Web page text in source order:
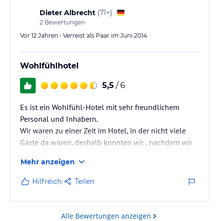
Kost war vorzüglich. Das Bedienungsehepaar war
sehr freundlich und…
Dieter Albrecht (71+)
2 Bewertungen
Vor 12 Jahren • Verreist als Paar im Juni 2014
Wohlfühlhotel
5,5 / 6
Es ist ein Wohlfühl-Hotel mit sehr freundlichem
Personal und Inhabern.
Wir waren zu einer Zeit im Hotel, in der nicht viele
Gäste da waren, deshalb konnten wir , nachdem wir
Gerichten nicht testen, nachdem aber das "Futter" bei
der Halbpension excellent war, was Qualität und
Portiongröße betraf, kann man davon ausgehen daß
der Rest auch perfekt ist.
Wir kommen gerne wieder
Mehr anzeigen
Hilfreich Teilen
Alle Bewertungen anzeigen